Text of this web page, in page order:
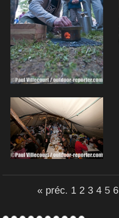
« préc. 1 2 3 4 5 6